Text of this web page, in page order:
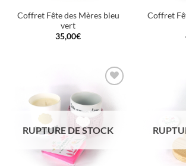
Coffret Fête des Mères bleu
vert
35,00€
Coffret
Ajouter
wishlist
RUPTURE DE STOCK